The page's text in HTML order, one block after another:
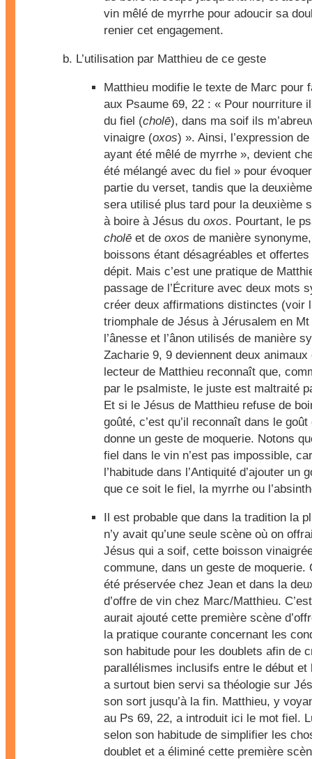
vin mêlé de myrrhe pour adoucir sa
renier cet engagement.
L’utilisation par Matthieu de ce geste
Matthieu modifie le texte de Marc pour
aux Psaume 69, 22 : « Pour nourriture
du fiel (cholē), dans ma soif ils
vinaigre (oxos) ». Ainsi, l’expression
ayant été mêlé de myrrhe », devient
été mélangé avec du fiel » pour
partie du verset, tandis que la
sera utilisé plus tard pour la deuxième
à boire à Jésus du oxos. Pourtant, le
cholē et de oxos de manière
boissons étant désagréables et
dépit. Mais c’est une pratique de
passage de l’Écriture avec deux mots
créer deux affirmations distinctes (voir
triomphale de Jésus à Jérusalem en Mt
l’ânesse et l’ânon utilisés de manière
Zacharie 9, 9 deviennent deux
lecteur de Matthieu reconnaît que,
par le psalmiste, le juste est maltraité
Et si le Jésus de Matthieu refuse de
goûté, c’est qu’il reconnaît dans le goût
donne un geste de moquerie. Notons
fiel dans le vin n’est pas impossible,
l’habitude dans l’Antiquité d’ajouter un
que ce soit le fiel, la myrrhe ou
Il est probable que dans la tradition la
n’y avait qu’une seule scène où on
Jésus qui a soif, cette boisson
commune, dans un geste de moquerie.
été préservée chez Jean et dans la
d’offre de vin chez Marc/Matthieu.
aurait ajouté cette première scène
la pratique courante concernant les
son habitude pour les doublets afin de
parallélismes inclusifs entre le début et
a surtout bien servi sa théologie sur
son sort jusqu’à la fin. Matthieu, y
au Ps 69, 22, a introduit ici le mot fiel.
selon son habitude de simplifier les
doublet et a éliminé cette première